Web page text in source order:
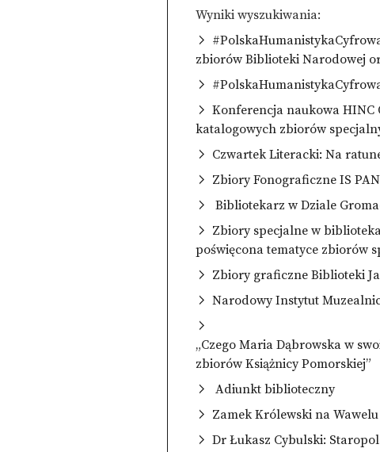
Wyniki wyszukiwania
zbiorów Biblioteki Narodowej
Konferencja naukowa
katalogowych zbiorów
Czwartek Literacki: Na
Zbiory Fonograficzne IS PAN
Bibliotekarz w Dziale
Zbiory specjalne w
poświęcona tematyce zbiorów
Zbiory graficzne Biblioteki
Narodowy Instytut
„Czego Maria Dąbrowska w
zbiorów Książnicy Pomorskiej”
Adiunkt biblioteczny
Zamek Królewski na
Dr Łukasz Cybulski: